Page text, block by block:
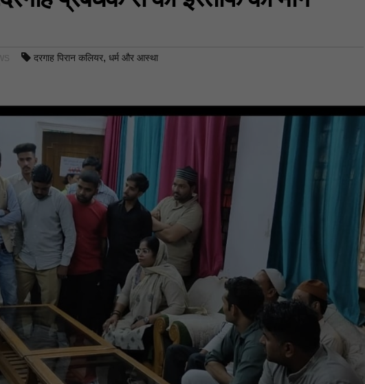
दरगाह पिरान कलियर, धर्म और आस्था